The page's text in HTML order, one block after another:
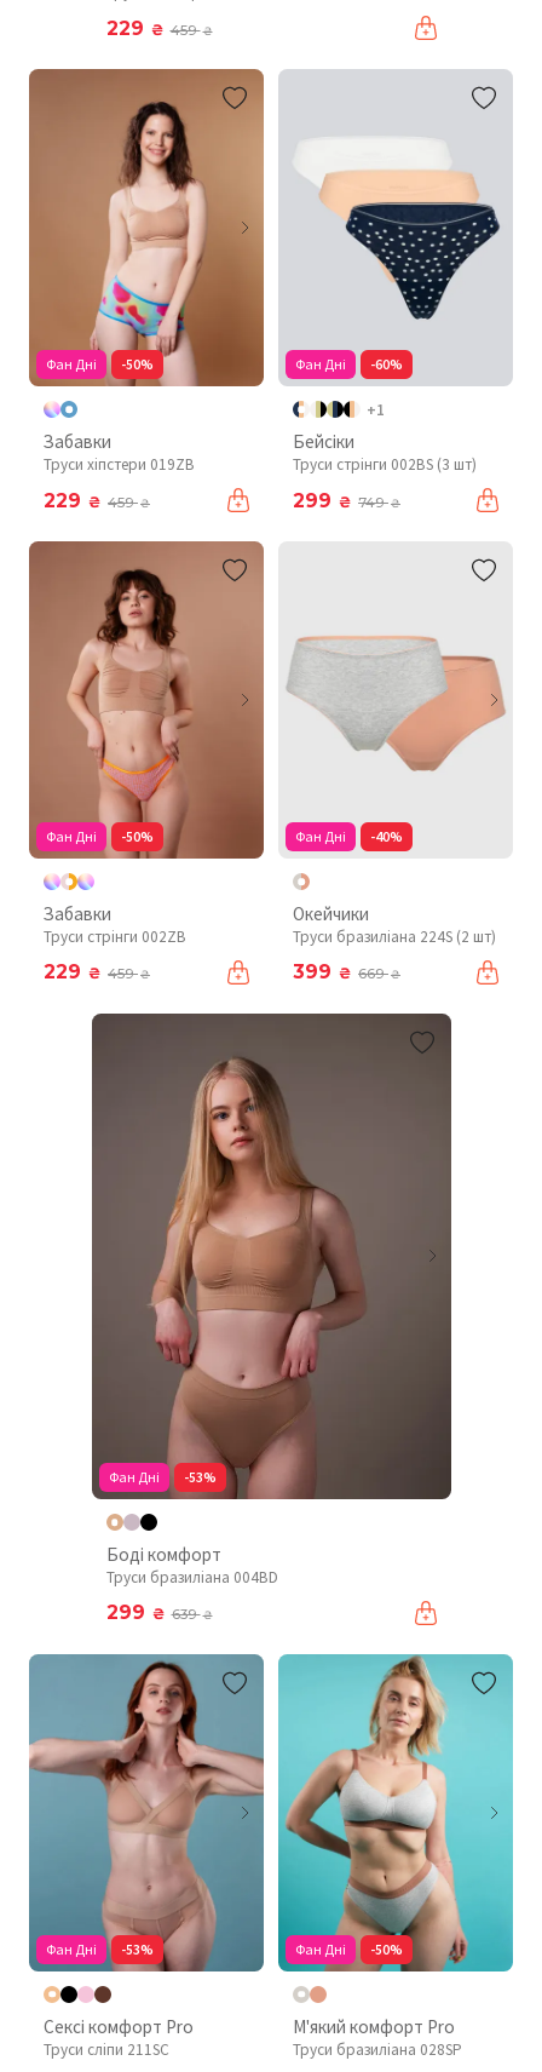
229 ₴ 459₴
Фан Дні -50%
Забавки
Труси хіпстери 019ZB
229 ₴ 459₴
Фан Дні -60%
+1
Бейсіки
Труси стрінги 002BS (3 шт)
299 ₴ 749₴
Фан Дні -50%
Забавки
Труси стрінги 002ZB
229 ₴ 459₴
Фан Дні -40%
Окейчики
Труси бразиліана 224S (2 шт)
399 ₴ 669₴
Фан Дні -53%
Боді комфорт
Труси бразиліана 004BD
299 ₴ 639₴
Фан Дні -53%
Сексі комфорт Pro
Труси сліпи 211SC
Фан Дні -50%
М'який комфорт Pro
Труси бразиліана 028SP